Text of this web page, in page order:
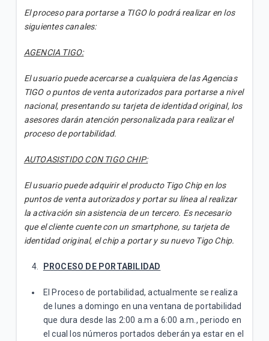
El proceso para portarse a TIGO lo podrá realizar en los
siguientes canales:
AGENCIA TIGO:
El usuario puede acercarse a cualquiera de las Agencias
TIGO o puntos de venta autorizados para portarse a nivel
nacional, presentando su tarjeta de identidad original, los
asesores darán atención personalizada para realizar el
proceso de portabilidad.
AUTOASISTIDO CON TIGO CHIP:
El usuario puede adquirir el producto Tigo Chip en los
puntos de venta autorizados y portar su línea al realizar
la activación sin asistencia de un tercero. Es necesario
que el cliente cuente con un smartphone, su tarjeta de
identidad original, el chip a portar y su nuevo Tigo Chip.
PROCESO DE PORTABILIDAD
El Proceso de portabilidad, actualmente se realiza
de lunes a domingo en una ventana de portabilidad
que dura desde las 2:00 a.m a 6:00 a.m., periodo en
el cual los números portados deberán ya estar en el